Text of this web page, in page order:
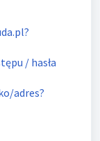
/ hasła
adres?